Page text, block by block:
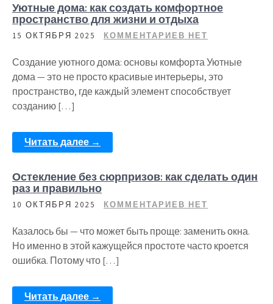
Уютные дома: как создать комфортное
пространство для жизни и отдыха
15 ОКТЯБРЯ 2025 КОММЕНТАРИЕВ НЕТ
Создание уютного дома: основы комфорта Уютные
дома — это не просто красивые интерьеры, это
пространство, где каждый элемент способствует
созданию […]
Читать далее →
Остекление без сюрпризов: как сделать один
раз и правильно
10 ОКТЯБРЯ 2025 КОММЕНТАРИЕВ НЕТ
Казалось бы — что может быть проще: заменить окна.
Но именно в этой кажущейся простоте часто кроется
ошибка. Потому что […]
Читать далее →